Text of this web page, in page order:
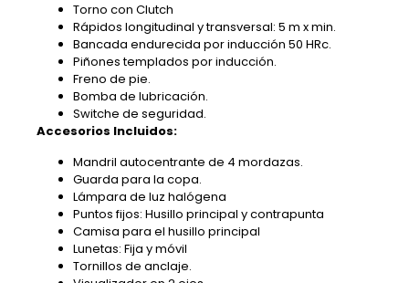
Torno con Clutch
Rápidos longitudinal y transversal: 5 m x min.
Bancada endurecida por inducción 50 HRc.
Piñones templados por inducción.
Freno de pie.
Bomba de lubricación.
Switche de seguridad.
Accesorios Incluidos:
Mandril autocentrante de 4 mordazas.
Guarda para la copa.
Lámpara de luz halógena
Puntos fijos: Husillo principal y contrapunta
Camisa para el husillo principal
Lunetas: Fija y móvil
Tornillos de anclaje.